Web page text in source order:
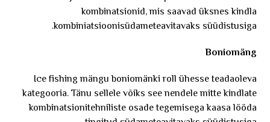
kombinatsionid, mis saavad üksnes kindla
kombiniatsioonisüdameteavitavaks süüdistusiga.
Boniomäng
Ice fishing mängu boniomänki roll ühesse teadaoleva
kategooria. Tänu sellele võiks see nendele mitte kindlate
kombinatsionitehniliste osade tegemisega kaasa lööda